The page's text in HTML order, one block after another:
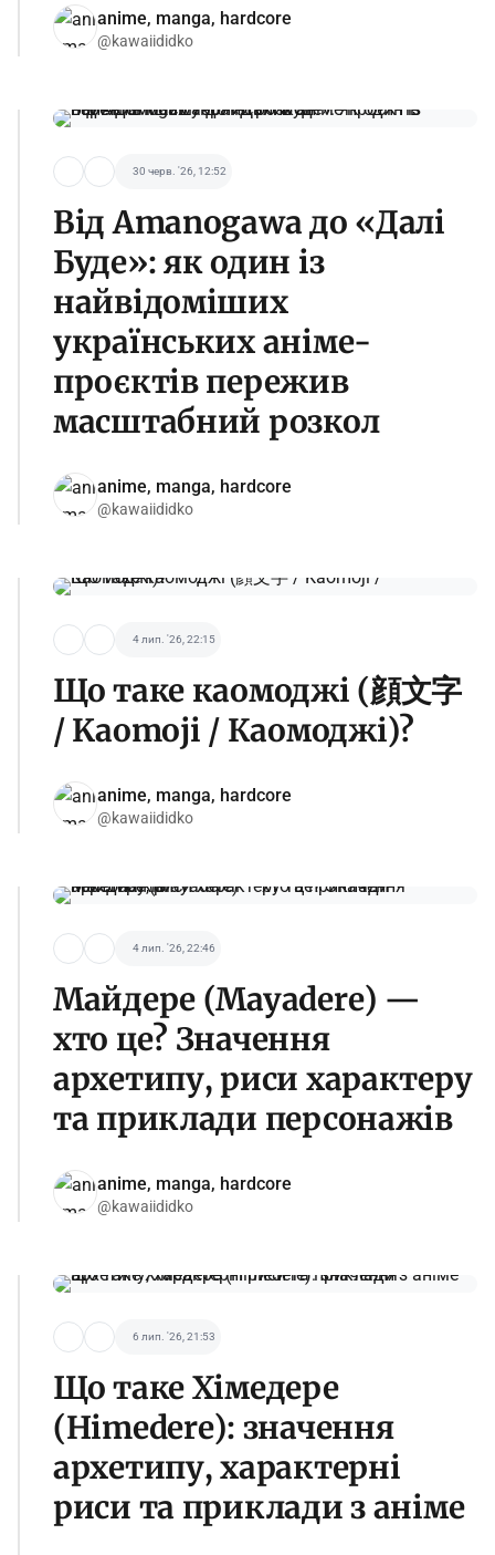
anime, manga, hardcore
@kawaiididko
30 черв. '26, 12:52
Від Amanogawa до «Далі
Буде»: як один із
найвідоміших
українських аніме-
проєктів пережив
масштабний розкол
anime, manga, hardcore
@kawaiididko
4 лип. '26, 22:15
Що таке каомоджі (顔文字
/ Kaomoji / Каомоджі)?
anime, manga, hardcore
@kawaiididko
4 лип. '26, 22:46
Майдере (Mayadere) —
хто це? Значення
архетипу, риси характеру
та приклади персонажів
anime, manga, hardcore
@kawaiididko
6 лип. '26, 21:53
Що таке Хімедере
(Himedere): значення
архетипу, характерні
риси та приклади з аніме